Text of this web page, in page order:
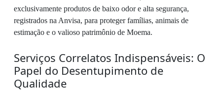
exclusivamente produtos de baixo odor e alta segurança,
registrados na Anvisa, para proteger famílias, animais de
estimação e o valioso patrimônio de Moema.
Serviços Correlatos Indispensáveis: O
Papel do Desentupimento de
Qualidade